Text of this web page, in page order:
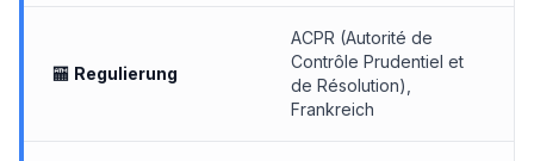
🏧 Regulierung
ACPR (Autorité de
Contrôle Prudentiel et
de Résolution),
Frankreich